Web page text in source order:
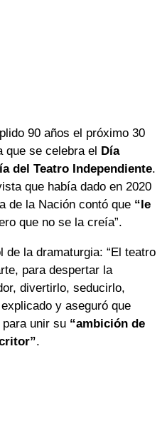
90 años el próximo 30
que se celebra el
Día
del Teatro Independiente.
que había dado en 2020
de la Nación contó que “le
que no se la creía”.
la dramaturgia: “El teatro
para despertar la
divertirlo, seducirlo,
y aseguró que
unir su “ambición de
.